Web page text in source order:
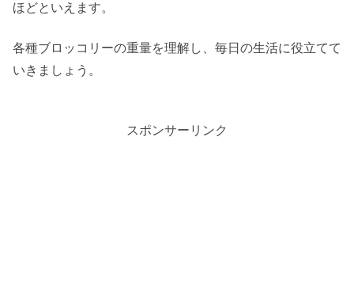
ほどといえます。
各種ブロッコリーの重量を理解し、毎日の生活に役立てて
いきましょう。
スポンサーリンク